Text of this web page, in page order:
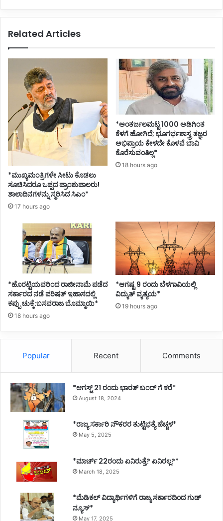
Related Articles
*ಮುಖ್ಯಮಂತ್ರಿಗಳೇ ಸೀಟು ಕೊಡಲು
ಸೂಚಿಸಿದರೂ ಒಪ್ಪದ ಪ್ರಾಂಶುಪಾಲರು!
ಶಾಲಾದಿನಗಳನ್ನು ಸ್ಮರಿಸಿದ ಸಿಎಂ*
17 hours ago
*ಅಂತರ್ಜಲಮಟ್ಟ 1000 ಅಡಿಗಿಂತ
ಕೆಳಗೆ ಹೋಗಿದೆ; ಭೂಗರ್ಭಶಾಸ್ತ್ರ ತಜ್ಞರ
ಅಭಿಪ್ರಾಯ ಕೇಳದೇ ಕೊಳವೆ ಬಾವಿ
ಕೊರೆಸುವಂತಿಲ್ಲ*
18 hours ago
*ಹೊರಟ್ಟಿಯವರಿಂದ ರಾಜೀನಾಮೆ ಪಡೆದ
ಸರ್ಕಾರದ ನಡೆ ಪರಿಷತ್ ಇಹಾಸದಲ್ಲಿ
ಕಪ್ಪು ಚುಕ್ಕೆ:ಬಸವರಾಜ ಬೊಮ್ಮಾಯಿ*
18 hours ago
*ಆಗಷ್ಟ 9 ರಂದು ಬೆಳಗಾವಿಯಲ್ಲಿ
ವಿದ್ಯುತ್ ವ್ಯತ್ಯಯ*
19 hours ago
Popular Recent Comments
*ಆಗಸ್ಟ್ 21 ರಂದು ಭಾರತ್‌ ಬಂದ್‌ ಗೆ ಕರೆ*
August 18, 2024
*ರಾಜ್ಯ ಸರ್ಕಾರಿ ನೌಕರರ ತುಟ್ಟಿಭತ್ಯೆ ಹೆಚ್ಚಳ*
May 5, 2025
*ಮಾರ್ಚ್ 22ರಂದು ಏನಿರುತ್ತೆ? ಏನಿರಲ್ಲ?*
March 18, 2025
*ಮೆಡಿಕಲ್ ವಿದ್ಯಾರ್ಥಿಗಳಿಗೆ ರಾಜ್ಯ ಸರ್ಕಾರದಿಂದ ಗುಡ್
ನ್ಯೂಸ್*
May 17, 2025